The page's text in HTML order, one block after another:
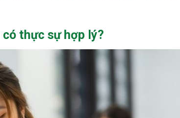
có thực sự hợp lý?